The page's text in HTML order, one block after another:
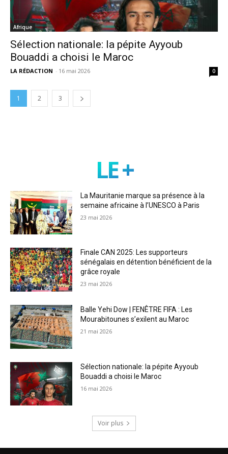
Afrique
Sélection nationale: la pépite Ayyoub
Bouaddi a choisi le Maroc
LA RÉDACTION - 16 mai 2026 0
1 2 3
LE +
La Mauritanie marque sa présence à la
semaine africaine à l’UNESCO à Paris
23 mai 2026
Finale CAN 2025: Les supporteurs
sénégalais en détention bénéficient de la
grâce royale
23 mai 2026
Balle Yehi Dow | FENÊTRE FIFA : Les
Mourabitounes s’exilent au Maroc
21 mai 2026
Sélection nationale: la pépite Ayyoub
Bouaddi a choisi le Maroc
16 mai 2026
Voir plus